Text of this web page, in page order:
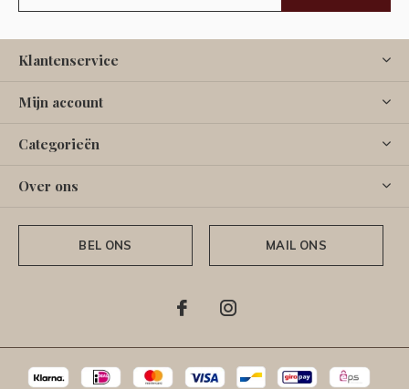
Klantenservice
Mijn account
Categorieën
Over ons
BEL ONS MAIL ONS